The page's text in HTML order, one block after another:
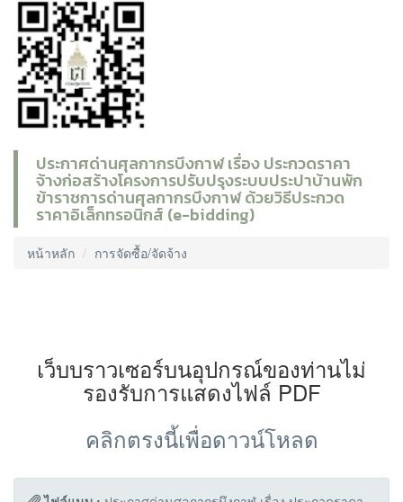
ประกาศด่านศุลกากรบึงกาฬ เรื่อง ประกวดราคา
จ้างก่อสร้างโครงการปรับปรุงระบบประปาบ้านพัก
ข้าราชการด่านศุลกากรบึงกาฬ ด้วยวิธีประกวด
ราคาอิเล็กทรอนิกส์ (e-bidding)
หน้าหลัก การจัดซื้อ/จัดจ้าง
เว็บบราวเซอร์บนอุปกรณ์ของท่านไม่
รองรับการแสดงไฟล์ PDF
คลิกตรงนี้เพื่อดาวน์โหลด